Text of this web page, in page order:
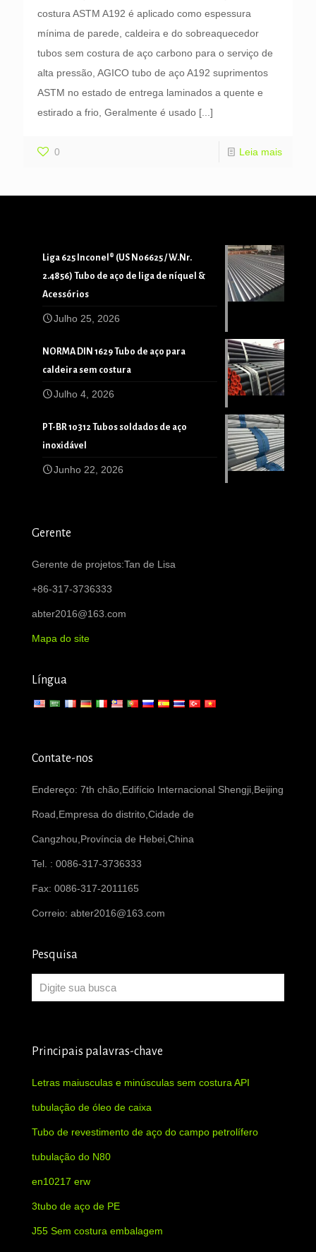
costura ASTM A192 é aplicado como espessura
mínima de parede, caldeira e do sobreaquecedor
tubos sem costura de aço carbono para o serviço de
alta pressão, AGICO tubo de aço A192 suprimentos
ASTM no estado de entrega laminados a quente e
estirado a frio, Geralmente é usado [...]
0 Leia mais
Liga 625 Inconel® (US N06625 / W.Nr.
2.4856) Tubo de aço de liga de níquel &
Acessórios
Julho 25, 2026
NORMA DIN 1629 Tubo de aço para
caldeira sem costura
Julho 4, 2026
PT-BR 10312 Tubos soldados de aço
inoxidável
Junho 22, 2026
Gerente
Gerente de projetos:Tan de Lisa
+86-317-3736333
abter2016@163.com
Mapa do site
Língua
Contate-nos
Endereço: 7th chão,Edifício Internacional Shengji,Beijing
Road,Empresa do distrito,Cidade de
Cangzhou,Província de Hebei,China
Tel. : 0086-317-3736333
Fax: 0086-317-2011165
Correio: abter2016@163.com
Pesquisa
Principais palavras-chave
Letras maiusculas e minúsculas sem costura API
tubulação de óleo de caixa
Tubo de revestimento de aço do campo petrolífero
tubulação do N80
en10217 erw
3tubo de aço de PE
J55 Sem costura embalagem